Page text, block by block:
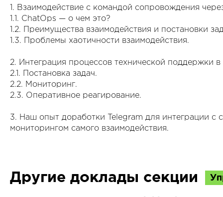
1. Взаимодействие с командой сопровождения
1.1. ChatOps — о чем это?
1.2. Преимущества взаимодействия и постановки
1.3. Проблемы хаотичности взаимодействия.
2. Интеграция процессов технической поддержки в
2.1. Постановка задач.
2.2. Мониторинг.
2.3. Оперативное реагирование.
3. Наш опыт доработки Telegram для интеграции с
мониторингом самого взаимодействия.
Другие доклады секции